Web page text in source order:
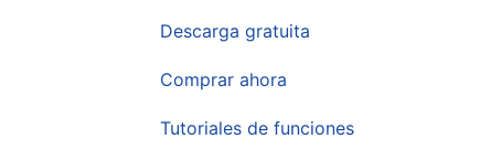
Descarga gratuita
Comprar ahora
Tutoriales de funciones